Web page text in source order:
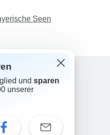
Seen
und sparen
unserer